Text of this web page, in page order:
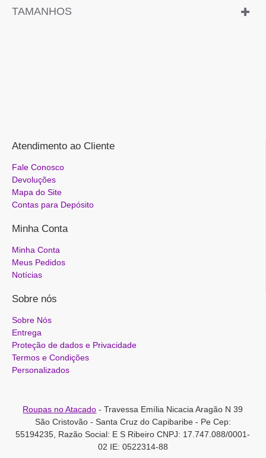
TAMANHOS
Atendimento ao Cliente
Fale Conosco
Devoluções
Mapa do Site
Contas para Depósito
Minha Conta
Minha Conta
Meus Pedidos
Notícias
Sobre nós
Sobre Nós
Entrega
Proteção de dados e Privacidade
Termos e Condições
Personalizados
Roupas no Atacado - Travessa Emília Nicacia Aragão N 39
São Cristovão - Santa Cruz do Capibaribe - Pe Cep:
55194235, Razão Social: E S Ribeiro CNPJ: 17.747.088/0001-
02 IE: 0522314-88